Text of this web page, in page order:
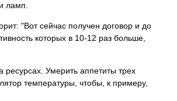
ламп.
"Вот сейчас получен договор и до
которых в 10-12 раз больше,
ресурсах. Умерить аппетиты трех
температуры, чтобы, к примеру,